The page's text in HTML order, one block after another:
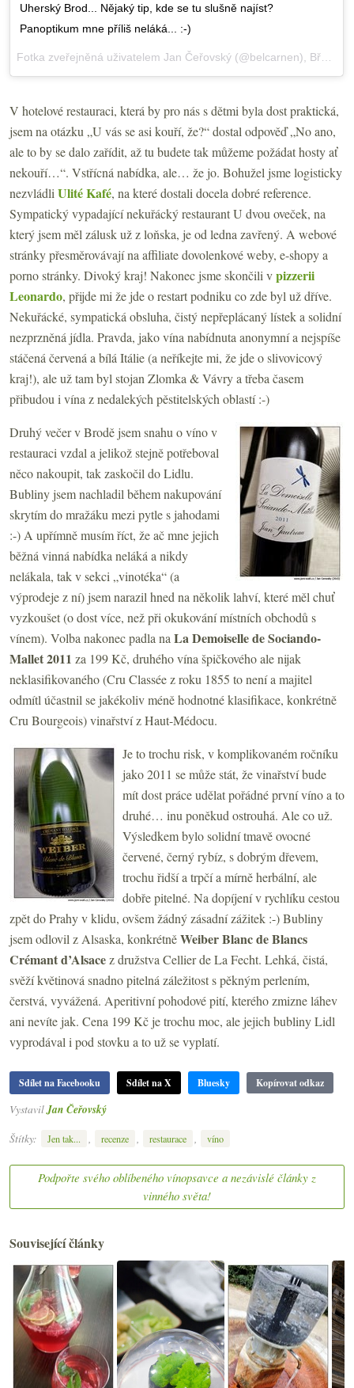
Uherský Brod... Nějaký tip, kde se tu slušně najíst?
Panoptikum mne příliš neláká... :-)
Fotka zveřejněná uživatelem Jan Čeřovský (@belcarnen), Bře 27, 2015 v 7:50 PDT
V hotelové restauraci, která by pro nás s dětmi byla dost praktická,
jsem na otázku „U vás se asi kouří, že?“ dostal odpověď „No ano,
ale to by se dalo zařídit, až tu budete tak můžeme požádat hosty ať
nekouří…“. Vstřícná nabídka, ale… že jo. Bohužel jsme logisticky
nezvládli Ulité Kafé, na které dostali docela dobré reference.
Sympatický vypadající nekuřácký restaurant U dvou oveček, na
který jsem měl zálusk už z loňska, je od ledna zavřený. A webové
stránky přesměrovávají na affiliate dovolenkové weby, e-shopy a
porno stránky. Divoký kraj! Nakonec jsme skončili vpizzerii
Leonardo, přijde mi že jde o restart podniku co zde byl už dříve.
Nekuřácké, sympatická obsluha, čistý nepřeplácaný lístek a solidní
nezprzněná jídla. Pravda, jako vína nabídnuta anonymní a nejspíše
stáčená červená a bílá Itálie (a neříkejte mi, že jde o slivovicový
kraj!), ale už tam byl stojan Zlomka & Vávry a třeba časem
přibudou i vína z nedalekých pěstitelských oblastí :-)
Druhý večer v Brodě jsem snahu o víno v
restauraci vzdal a jelikož stejně potřeboval
něco nakoupit, tak zaskočil do Lidlu.
Bubliny jsem nachladil během nakupování
skrytím do mražáku mezi pytle s jahodami
:-) A upřímně musím říct, že ač mne jejich
běžná vinná nabídka neláká a nikdy
nelákala, tak v sekci „vinotéka“ (a
výprodeje z ní) jsem narazil hned na několik lahví, které měl chuť
vyzkoušet (o dost více, než při okukování místních obchodů s
vínem). Volba nakonec padla na La Demoiselle de Sociando-
Mallet 2011 za 199 Kč, druhého vína špičkového ale nijak
neklasifikovaného (Cru Classée z roku 1855 to není a majitel
odmítl účastnil se jakékoliv méně hodnotné klasifikace, konkrétně
Cru Bourgeois) vinařství z Haut-Médocu.
Je to trochu risk, v komplikovaném ročníku
jako 2011 se může stát, že vinařství bude
mít dost práce udělat pořádné první víno a to
druhé… inu poněkud ostrouhá. Ale co už.
Výsledkem bylo solidní tmavě ovocné
červené, černý rybíz, s dobrým dřevem,
trochu řidší a trpčí a mírně herbální, ale
dobře pitelné. Na dopíjení v rychlíku cestou
zpět do Prahy v klidu, ovšem žádný zásadní zážitek :-) Bubliny
jsem odlovil z Alsaska, konkrétněWeiber Blanc de Blancs
Crémant d’Alsacez družstva Cellier de La Fecht. Lehká, čistá,
svěží květinová snadno pitelná záležitost s pěkným perlením,
čerstvá, vyvážená. Aperitivní pohodové pití, kterého zmizne láhev
ani nevíte jak. Cena 199 Kč je trochu moc, ale jejich bubliny Lidl
vyprodával i pod stovku a to už se vyplatí.
Sdílet na Facebooku Sdílet na X Bluesky Kopírovat odkaz
VystavilJan Čeřovský
Štítky:
Jen tak... recenze restaurace víno
Podpořte svého oblíbeného vínopsavce a nezávislé články z
vinného světa!
Související články